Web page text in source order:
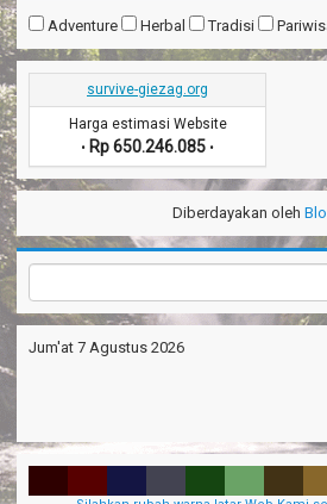
Adventure Herbal Tradisi
survive-giezag.org
Harga estimasi Website
• Rp 650.246.085 •
Diberdayakan oleh
Jum'at 7 Agustus 2026